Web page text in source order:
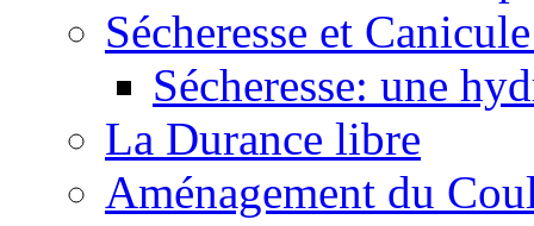
Sécheresse et
Sécheresse: une
La Durance libre
Aménagement du